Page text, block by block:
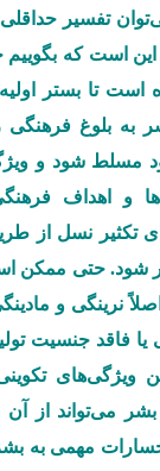
تفسیر حداقلی
است كه بگوییم
است تا بستر
به بلوغ فرهنگی
مسلط شود و
و اهداف
تكثیر نسل از
شود. حتی ممكن
نرینگی و
فاقد جنسیت
ویژگی‌های تكوینی
می‌تواند از آن
مهمی به